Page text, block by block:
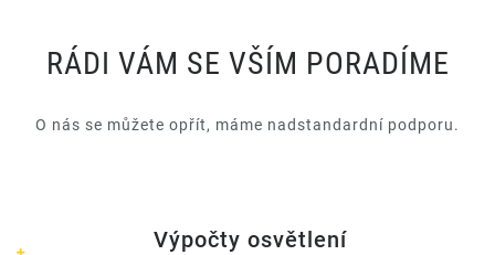
RÁDI VÁM SE VŠÍM PORADÍME
O nás se můžete opřít, máme nadstandardní podporu.
Výpočty osvětlení